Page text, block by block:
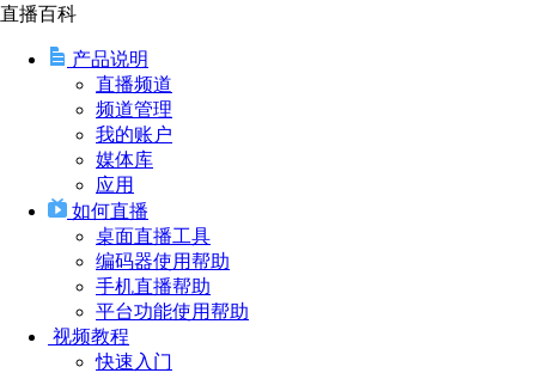
直播百科
产品说明
直播频道
频道管理
我的账户
媒体库
应用
如何直播
桌面直播工具
编码器使用帮助
手机直播帮助
平台功能使用帮助
视频教程
快速入门